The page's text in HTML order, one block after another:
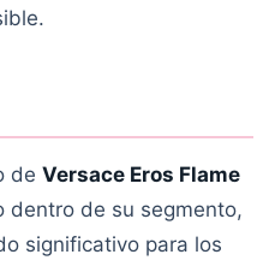
de Versace Eros Flame
dentro de su segmento,
significativo para los